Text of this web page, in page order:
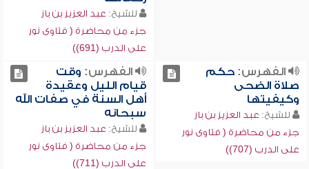
للشيخ: عبد العزيز بن باز
جزء من محاضرة ( فتاوى نور
على الدرب (691))
الفهرس:حكم
صلاة الضحى
وكيفيتها
للشيخ: عبد العزيز بن باز
جزء من محاضرة ( فتاوى نور
على الدرب (707))
الفهرس: وقت
قيام الليل وعقيدة
أهل السنة في صفات الله
سبحانه
للشيخ: عبد العزيز بن باز
جزء من محاضرة ( فتاوى نور
على الدرب (711))